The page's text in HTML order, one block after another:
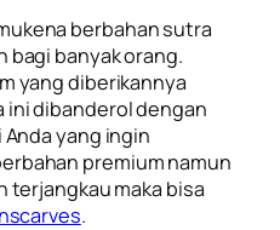
berbahan sutra
bagi banyak orang.
yang diberikannya
dibanderol dengan
Anda yang ingin
premium namun
terjangkau maka bisa
.